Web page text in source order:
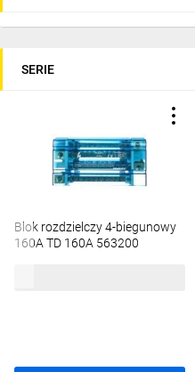
SERIE
Blok rozdzielczy 4-biegunowy
160A TD 160A 563200